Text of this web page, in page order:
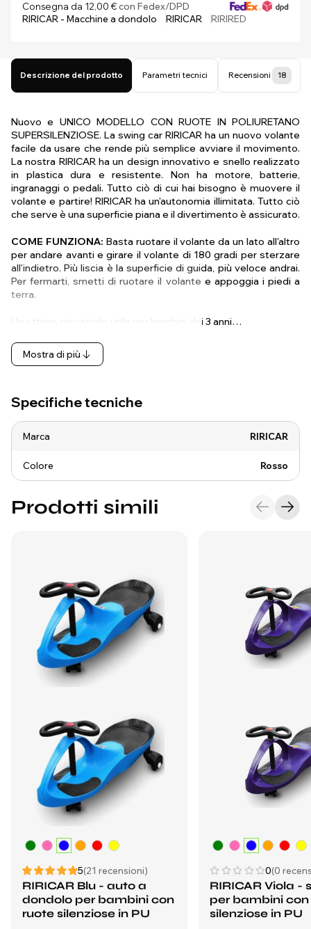
Consegna da 12,00 €con Fedex/DPD
RIRICAR - Macchine a dondolo
RIRICAR RIRIRED
Descrizione del prodotto Parametri tecnici Recensioni 18
Nuovo e UNICO MODELLO CON RUOTE IN POLIURETANO
SUPERSILENZIOSE. La swing car RIRICAR ha un nuovo volante
facile da usare che rende più semplice avviare il movimento.
La nostra RIRICAR ha un design innovativo e snello realizzato
in plastica dura e resistente. Non ha motore, batterie,
ingranaggi o pedali. Tutto ciò di cui hai bisogno è muovere il
volante e partire! RIRICAR ha un'autonomia illimitata. Tutto ciò
che serve è una superficie piana e il divertimento è assicurato.
COME FUNZIONA: Basta ruotare il volante da un lato all'altro
per andare avanti e girare il volante di 180 gradi per sterzare
all'indietro. Più liscia è la superficie di guida, più veloce andrai.
Per fermarti, smetti di ruotare il volante e appoggia i piedi a
terra.
Un ottimo giocattolo utile per bambini dai 3 anni…
Mostra di più
Specifiche tecniche
Marca RIRICAR
Colore Rosso
Prodotti simili
5(21 recensioni)
RIRICAR Blu - auto a
dondolo per bambini con
ruote silenziose in PU
0(0
RIRICAR Viola -
per bambini
silenziose in PU